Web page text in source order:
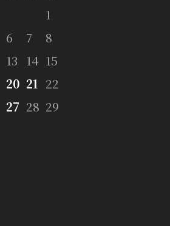
1
6 7
8
13 14 15
20 21 22
27 28 29